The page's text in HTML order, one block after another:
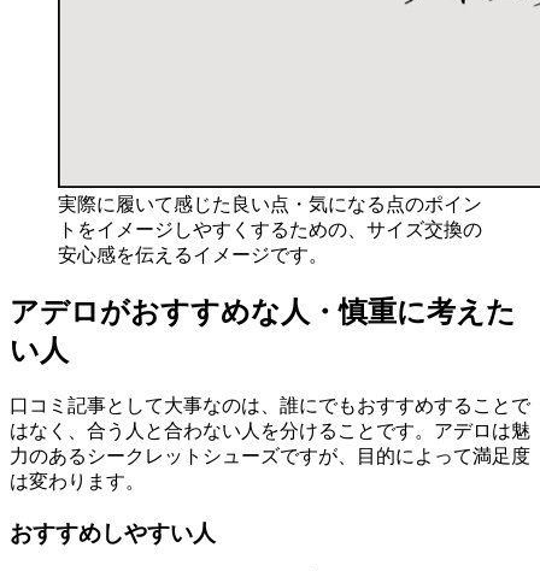
実際に履いて感じた良い点・気になる点のポイン
トをイメージしやすくするための、サイズ交換の
安心感を伝えるイメージです。
アデロがおすすめな人・慎重に考えた
い人
口コミ記事として大事なのは、誰にでもおすすめすることで
はなく、合う人と合わない人を分けることです。アデロは魅
力のあるシークレットシューズですが、目的によって満足度
は変わります。
おすすめしやすい人